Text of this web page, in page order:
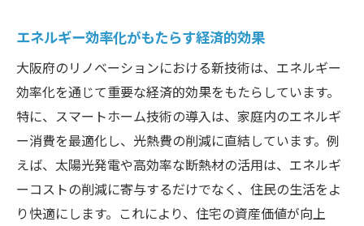
エネルギー効率化がもたらす経済的効果
大阪府のリノベーションにおける新技術は、エネルギー
効率化を通じて重要な経済的効果をもたらしています。
特に、スマートホーム技術の導入は、家庭内のエネルギ
ー消費を最適化し、光熱費の削減に直結しています。例
えば、太陽光発電や高効率な断熱材の活用は、エネルギ
ーコストの削減に寄与するだけでなく、住民の生活をよ
り快適にします。これにより、住宅の資産価値が向上